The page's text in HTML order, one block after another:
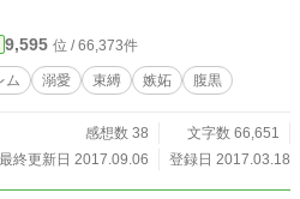
9,595 位 / 66,373件
ム 溺愛 束縛 嫉妬 腹黒
感想数 38
文字数 66,651
最終更新日 2017.09.06
登録日 2017.03.18